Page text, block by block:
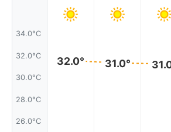
34.0°C
32.0°C
30.0°C
28.0°C
26.0°C
32.0° 31.0°